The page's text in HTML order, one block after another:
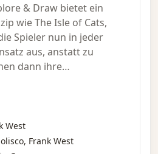
& Draw bietet ein
wie The Isle of Cats,
Spieler nun in jeder
aus, anstatt zu
dann ihre
Boot. Explore & Draw ist
für eine kurze Pause
zu Freunden eignet.
West
Frank West